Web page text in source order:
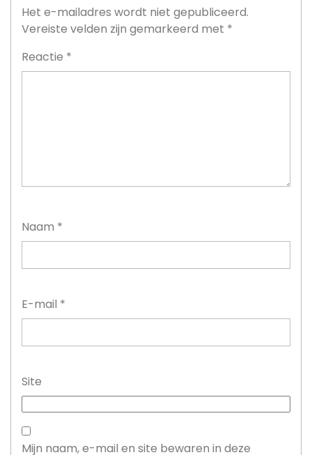
Het e-mailadres wordt niet gepubliceerd.
Vereiste velden zijn gemarkeerd met *
Reactie *
Naam *
E-mail *
Site
Mijn naam, e-mail en site bewaren in deze